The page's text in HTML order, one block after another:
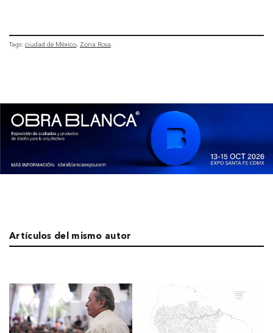
Tags: ciudad de México Zona Rosa
Artículos del mismo autor